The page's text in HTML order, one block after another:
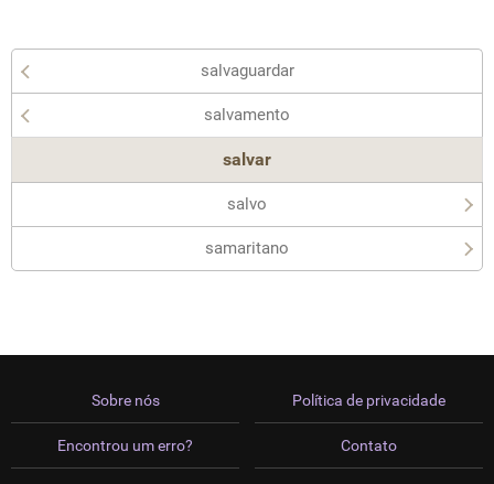
salvaguardar
salvamento
salvar
salvo
samaritano
Sobre nós
Encontrou um erro?
Política de privacidade
Contato